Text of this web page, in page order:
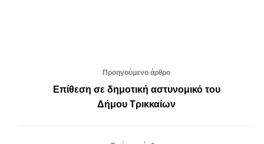
Προηγούμενο άρθρο
Επίθεση σε δημοτική αστυνομικό του
Δήμου Τρικκαίων